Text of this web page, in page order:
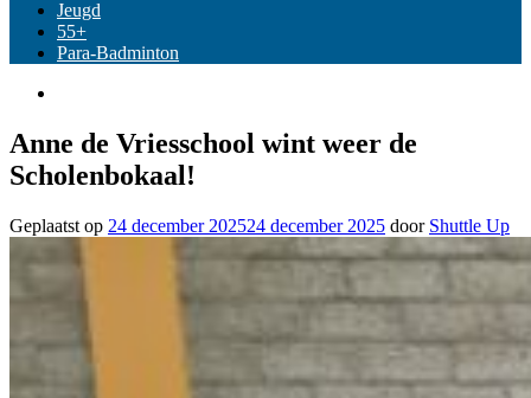
Jeugd
55+
Para-Badminton
Anne de Vriesschool wint weer de
Scholenbokaal!
Geplaatst op 24 december 202524 december 2025 door Shuttle Up